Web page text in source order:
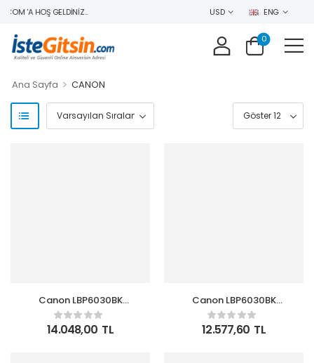
'A HOŞ GELDINIZ.. USD ENG
0
Ana Sayfa > CANON
Canon LBP6030BK
DEMO + 2 ORJINAL
TONER HEDİYELİ
14.048,00 TL
Canon LBP6030BK
Toner Hediyeli Mono
Lazer Yazıcı
12.577,60 TL